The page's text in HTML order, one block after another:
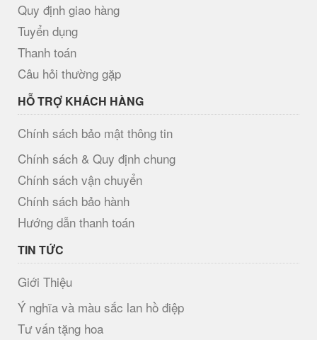
Quy định giao hàng
Tuyển dụng
Thanh toán
Câu hỏi thường gặp
HỖ TRỢ KHÁCH HÀNG
Chính sách bảo mật thông tin
Chính sách & Quy định chung
Chính sách vận chuyển
Chính sách bảo hành
Hướng dẫn thanh toán
TIN TỨC
Giới Thiệu
Ý nghĩa và màu sắc lan hồ điệp
Tư vấn tặng hoa